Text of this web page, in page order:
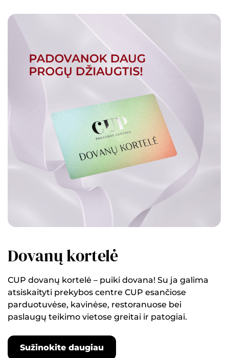
Dovanų kortelė
CUP dovanų kortelė – puiki dovana! Su ja galima
atsiskaityti prekybos centre CUP esančiose
parduotuvėse, kavinėse, restoranuose bei
paslaugų teikimo vietose greitai ir patogiai.
Sužinokite daugiau